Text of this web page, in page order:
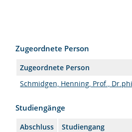
Zugeordnete Person
Zugeordnete Person
Schmidgen, Henning, Prof.,
Studiengänge
Abschluss
Studiengang